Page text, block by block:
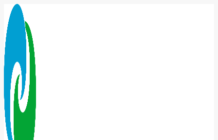
Перейти
содержимому